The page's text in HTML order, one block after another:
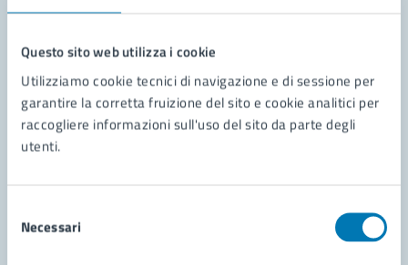
Questo sito web utilizza i cookie
Utilizziamo cookie tecnici di navigazione e di sessione per
garantire la corretta fruizione del sito e cookie analitici per
raccogliere informazioni sull'uso del sito da parte degli
utenti.
delNecessari
Contatta il comune
Leggi le domande frequenti
Richiedi assistenza